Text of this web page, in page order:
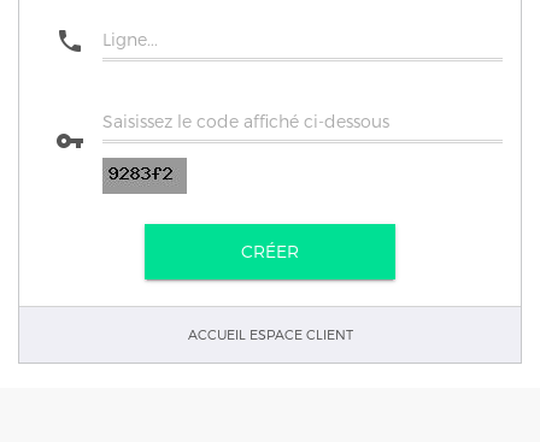


CRÉER
ACCUEIL ESPACE CLIENT